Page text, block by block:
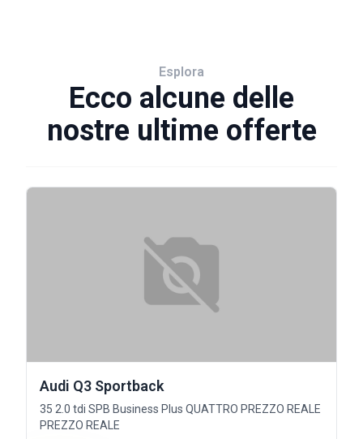
Esplora
Ecco alcune delle
nostre ultime offerte
Audi Q3 Sportback
35 2.0 tdi SPB Business Plus QUATTRO PREZZO REALE
PREZZO REALE